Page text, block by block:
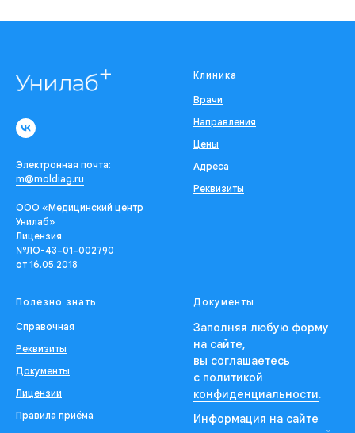
Электронная почта:
m@moldiag.ru
ООО «Медицинский центр
Унилаб»
Лицензия
№ЛО-43−01−002790
от 16.05.2018
Клиника
Врачи
Направления
Цены
Адреса
Реквизиты
Полезно знать
Справочная
Реквизиты
Документы
Лицензии
Правила приёма
Документы
Заполняя любую форму
на сайте,
вы соглашаетесь
с политикой
конфиденциальности.
Информация на сайте